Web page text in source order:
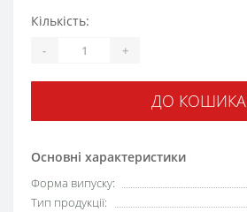
Основні характеристики
Форма випуску:
Тип продукції:
Кількість:
- +
ДО КОШИКА